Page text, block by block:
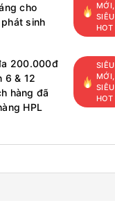
cho
sinh
MỚI,
SIÊU
HOT
200.000đ
6 & 12
hàng đã
HPL
SIÊU
MỚI,
SIÊU
HOT